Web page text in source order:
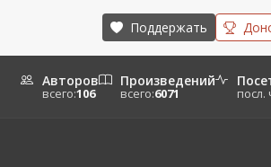
Поддержать
Авторов
всего:106
Произведений
всего:6071 посл.